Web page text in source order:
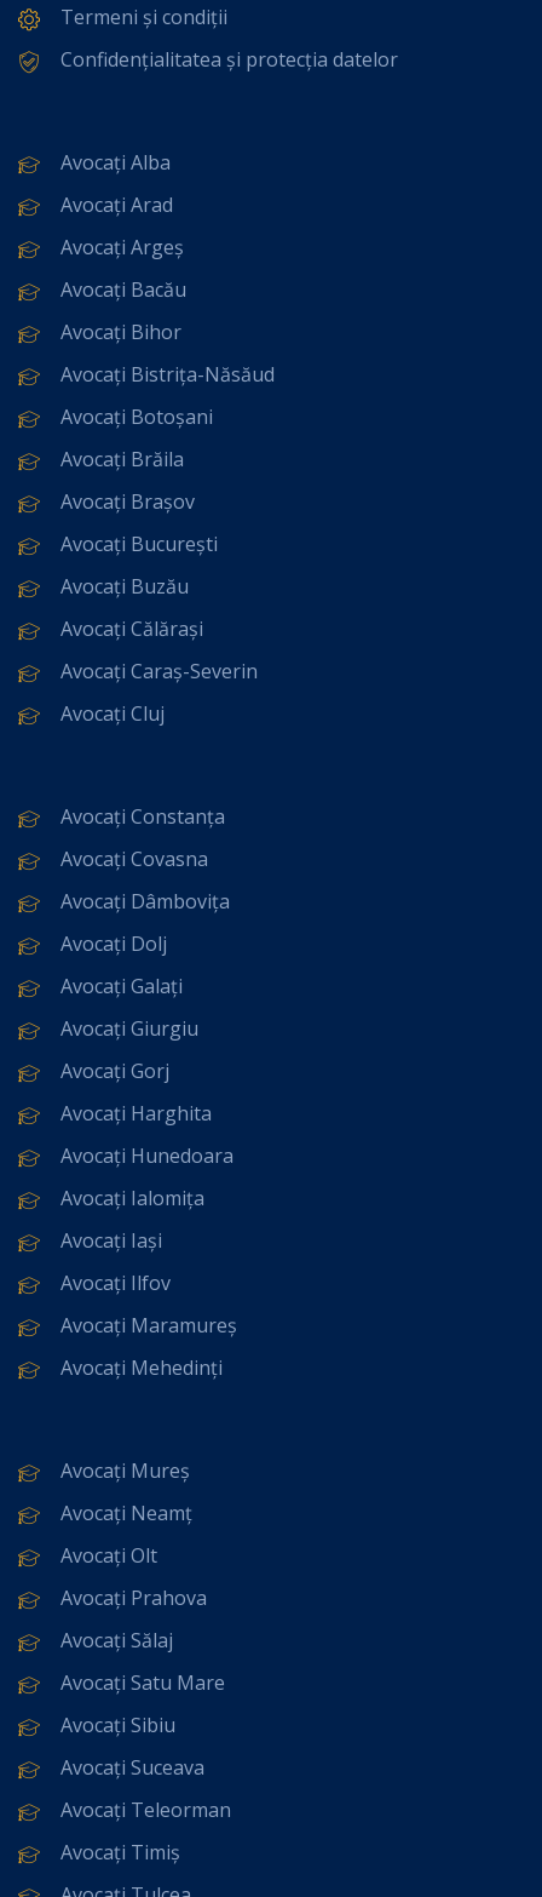
Termeni și condiții
Confidențialitatea și protecția datelor
Avocați Alba
Avocați Arad
Avocați Argeș
Avocați Bacău
Avocați Bihor
Avocați Bistrița-Năsăud
Avocați Botoșani
Avocați Brăila
Avocați Brașov
Avocați București
Avocați Buzău
Avocați Călărași
Avocați Caraș-Severin
Avocați Cluj
Avocați Constanța
Avocați Covasna
Avocați Dâmbovița
Avocați Dolj
Avocați Galați
Avocați Giurgiu
Avocați Gorj
Avocați Harghita
Avocați Hunedoara
Avocați Ialomița
Avocați Iași
Avocați Ilfov
Avocați Maramureș
Avocați Mehedinți
Avocați Mureș
Avocați Neamț
Avocați Olt
Avocați Prahova
Avocați Sălaj
Avocați Satu Mare
Avocați Sibiu
Avocați Suceava
Avocați Teleorman
Avocați Timiș